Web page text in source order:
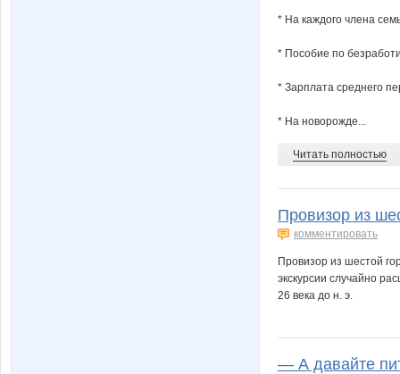
* На каждого члена
* Пособие по
* Зарплата среднего
* На новорожде...
Читать полностью
Провизор из
комментировать
Провизор из шестой
экскурсии случайно
26 века до н. э.
— А давайте